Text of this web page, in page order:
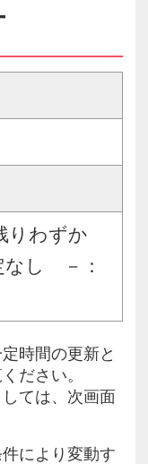
りわずか
なし －：
時間の更新と
ださい。
ては、次画面
により変動す